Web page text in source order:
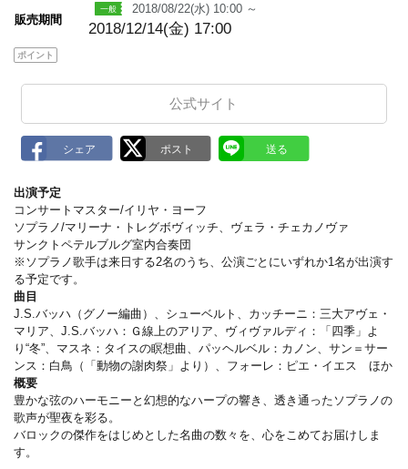
販売期間
2018/08/22(水) 10:00 ～
2018/12/14(金) 17:00
ポイント
公式サイト
出演予定
コンサートマスター/イリヤ・ヨーフ
ソプラノ/マリーナ・トレグボヴィッチ、ヴェラ・チェカノヴァ
サンクトペテルブルグ室内合奏団
※ソプラノ歌手は来日する2名のうち、公演ごとにいずれか1名が出演す
る予定です。
曲目
J.S.バッハ（グノー編曲）、シューベルト、カッチーニ：三大アヴェ・
マリア、J.S.バッハ：Ｇ線上のアリア、ヴィヴァルディ：「四季」よ
り“冬”、マスネ：タイスの瞑想曲、パッヘルベル：カノン、サン＝サー
ンス：白鳥（「動物の謝肉祭」より）、フォーレ：ピエ・イエス ほか
概要
豊かな弦のハーモニーと幻想的なハープの響き、透き通ったソプラノの
歌声が聖夜を彩る。
バロックの傑作をはじめとした名曲の数々を、心をこめてお届けしま
す。